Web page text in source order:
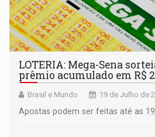
LOTERIA: Mega-Sena
prêmio acumulado em R$
Brasil e Mundo 19 de Julho de
Apostas podem ser feitas até as